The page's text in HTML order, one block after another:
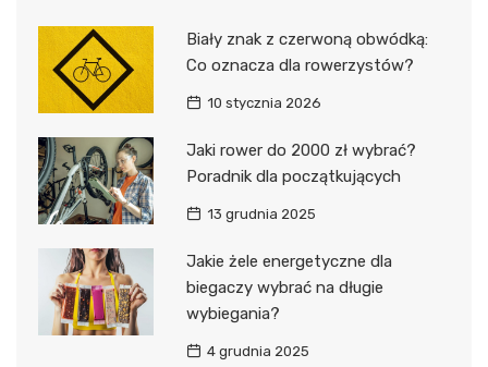
Biały znak z czerwoną obwódką:
Co oznacza dla rowerzystów?
10 stycznia 2026
Jaki rower do 2000 zł wybrać?
Poradnik dla początkujących
13 grudnia 2025
Jakie żele energetyczne dla
biegaczy wybrać na długie
wybiegania?
4 grudnia 2025